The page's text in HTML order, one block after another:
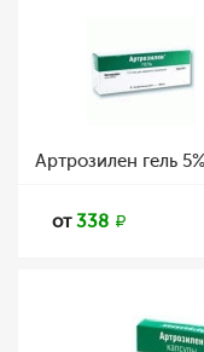
Артрозилен гель
от338